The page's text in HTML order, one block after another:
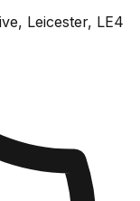
Leicester, LE4